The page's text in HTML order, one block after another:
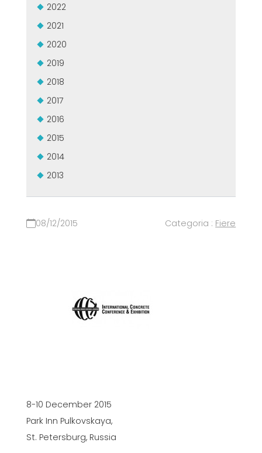
2022
2021
2020
2019
2018
2017
2016
2015
2014
2013
08/12/2015 Categoria : Fiere
8-10 December 2015
Park Inn Pulkovskaya,
St. Petersburg, Russia